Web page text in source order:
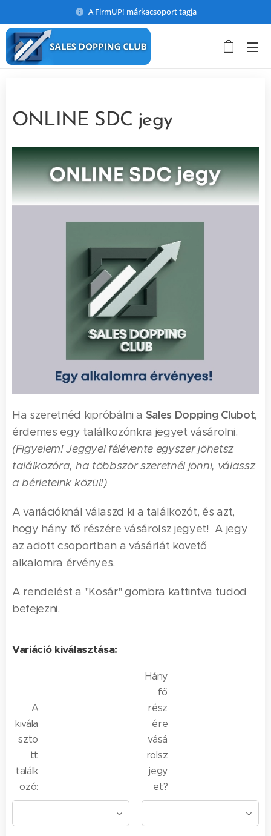
A FirmUP! márkacsoport tagja
ONLINE SDC jegy
Ha szeretnéd kipróbálni a Sales Dopping Clubot,
érdemes egy találkozónkra jegyet vásárolni.
(Figyelem! Jeggyel félévente egyszer jöhetsz
találkozóra, ha többször szeretnél jönni, válassz
a bérleteink közül!)
A variációknál válaszd ki a találkozót, és azt,
hogy hány fő részére vásárolsz jegyet! A jegy
az adott csoportban a vásárlát követő
alkalomra érvényes.
A rendelést a "Kosár" gombra kattintva tudod
befejezni.
Variáció kiválasztása:
A
kivála
szto
tt
találk
ozó:
Hány
fő
rész
ére
vásá
rolsz
jegy
et?